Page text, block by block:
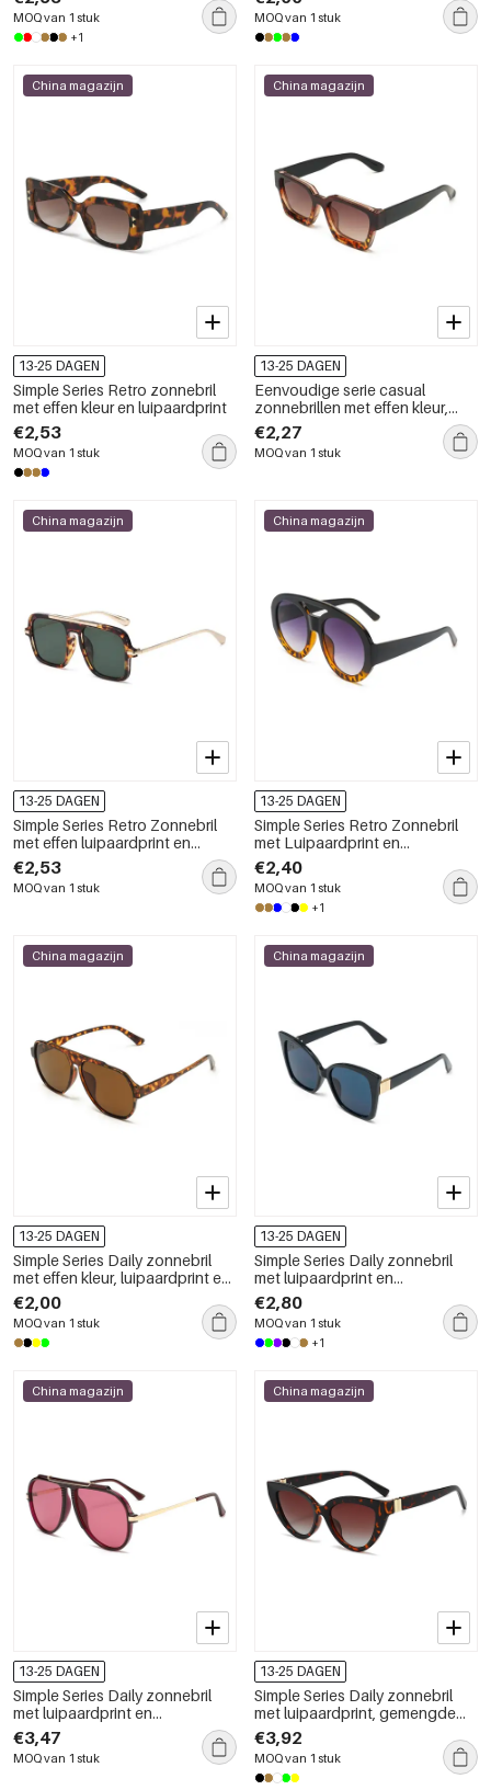
MOQ van 1 stuk
+1
MOQ van 1 stuk
China magazijn
13-25 DAGEN
Simple Series Retro zonnebril
met effen kleur en luipaardprint
€2,53
MOQ van 1 stuk
China magazijn
13-25 DAGEN
Eenvoudige serie casual
zonnebrillen met effen kleur,
luipaardprint en gemengde
kleurverloop.
€2,27
MOQ van 1 stuk
China magazijn
13-25 DAGEN
Simple Series Retro Zonnebril
met effen luipaardprint en
kleurverloop
€2,53
MOQ van 1 stuk
China magazijn
13-25 DAGEN
Simple Series Retro Zonnebril
met Luipaardprint en
Gemengde Kleurgradiënt
€2,40
MOQ van 1 stuk
+1
China magazijn
13-25 DAGEN
Simple Series Daily zonnebril
met effen kleur, luipaardprint en
kleurverloop
€2,00
MOQ van 1 stuk
China magazijn
13-25 DAGEN
Simple Series Daily zonnebril
met luipaardprint en
kleurverloop.
€2,80
MOQ van 1 stuk
+1
China magazijn
13-25 DAGEN
Simple Series Daily zonnebril
met luipaardprint en
kleurverloop, unisex
€3,47
MOQ van 1 stuk
China magazijn
13-25 DAGEN
Simple Series Daily zonnebril
met luipaardprint, gemengde
kleurovergang, unisex
€3,92
MOQ van 1 stuk